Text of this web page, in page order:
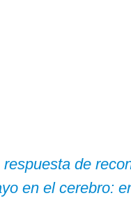
respuesta de
en el cerebro: